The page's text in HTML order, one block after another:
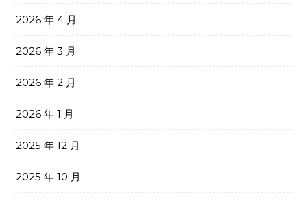
2026 年 4 月
2026 年 3 月
2026 年 2 月
2026 年 1 月
2025 年 12 月
2025 年 10 月